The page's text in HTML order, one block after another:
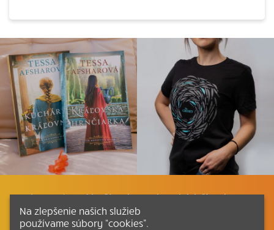
Listovať Plán čítania Liturgické čítania
Na zlepšenie našich služieb
používame súbory “cookies”.